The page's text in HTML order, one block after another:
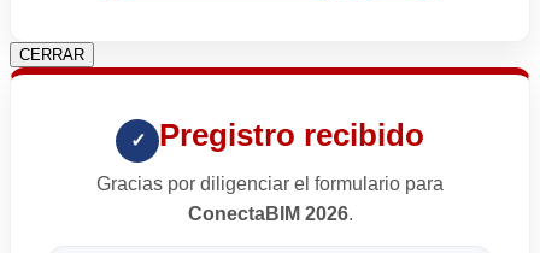
CERRAR
✓ Pregistro recibido
Gracias por diligenciar el formulario para
ConectaBIM 2026.